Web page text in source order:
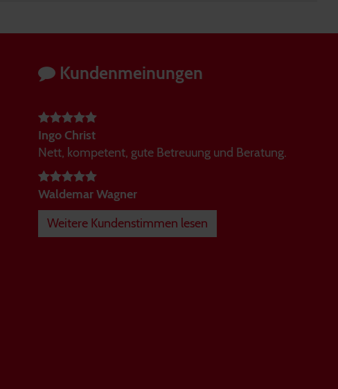
Kundenmeinungen
Ingo Christ
Nett, kompetent, gute Betreuung und Beratung.
Waldemar Wagner
Weitere Kundenstimmen lesen